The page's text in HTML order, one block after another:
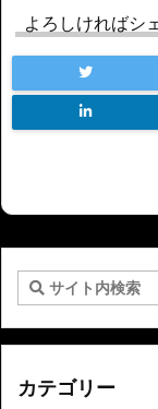
よろしければシ
カテゴリー